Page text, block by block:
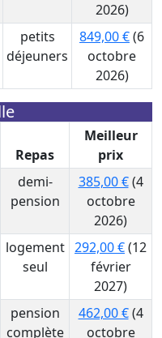
2026)
petits
déjeuners
849,00 €(6
octobre
2026)
Repas
Meilleur
prix
demi-
pension
385,00 €(4
octobre
2026)
logement
seul
292,00 €(12
février
2027)
pension
complète
462,00 €(4
octobre